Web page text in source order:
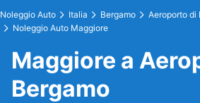
Noleggio Auto Italia Bergamo
Aeroporto di
Noleggio Auto Maggiore
Maggiore a
Bergamo